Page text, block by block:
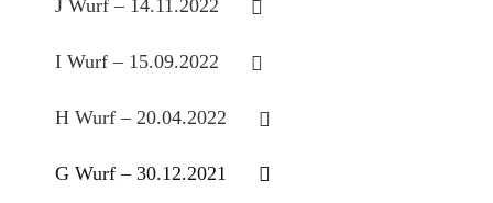
J Wurf – 14.11.2022
I Wurf – 15.09.2022
H Wurf – 20.04.2022
G Wurf – 30.12.2021